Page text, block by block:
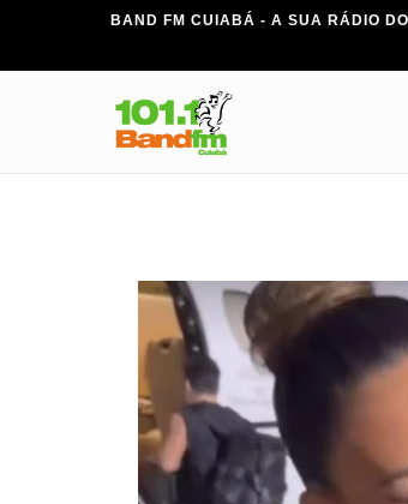
BAND FM CUIABÁ - A SUA RÁDIO